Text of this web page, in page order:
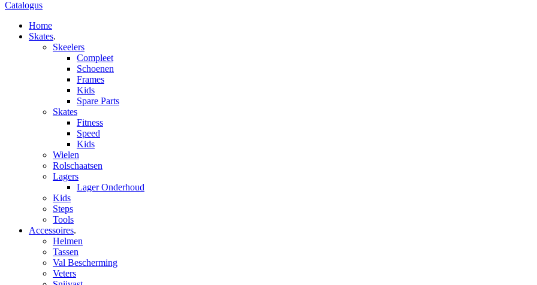
Catalogus
Home
Skates.
Skeelers
Compleet
Schoenen
Frames
Kids
Spare Parts
Skates
Fitness
Speed
Kids
Wielen
Rolschaatsen
Lagers
Lager Onderhoud
Kids
Steps
Tools
Accessoires.
Helmen
Tassen
Val Bescherming
Veters